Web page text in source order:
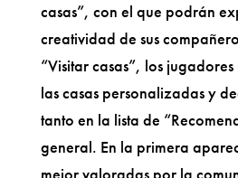
casas”, con el que podrán
creatividad de sus
“Visitar casas”, los
las casas personalizadas y
tanto en la lista de
general. En la primera